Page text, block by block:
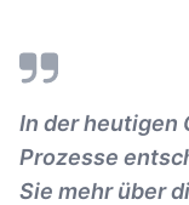
In der heutigen
Prozesse
Sie mehr über